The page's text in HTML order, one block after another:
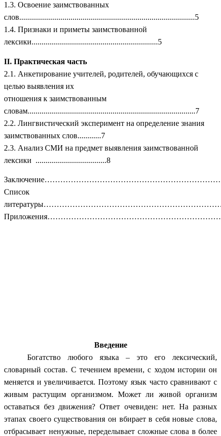
1.3. Освоение заимствованных
слов.........................................................................................5
1.4. Признаки и приметы заимствованной
лексики................................................................5
II. Практическая часть
2.1. Анкетирование учителей, родителей, обучающихся с
целью выявления их
отношения к заимствованным
словам.....................................................................................7
2.2. Лингвистический эксперимент на определение знания
заимствованных слов............7
2.3. Анализ СМИ на предмет выявления заимствованной
лексики ....................................8
Список
Введение
Богатство любого языка – это его лексический,
словарный состав. С течением времени, с ходом истории он
меняется и увеличивается. Поэтому язык часто сравнивают с
живым растущим организмом. Может ли живой организм
оставаться без движения? Ответ очевиден: нет. На разных
этапах своего существования он вбирает в себя новые слова,
отбрасывает ненужные, переделывает сложные слова в более